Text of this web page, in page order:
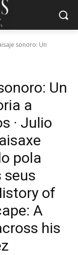
sonoro: Un
Un
a
· Julio
pola
seus
of
A
his